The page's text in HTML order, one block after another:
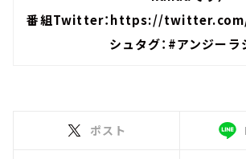
番組Twitter：https://
シュタグ：#アンジーラ
ポスト